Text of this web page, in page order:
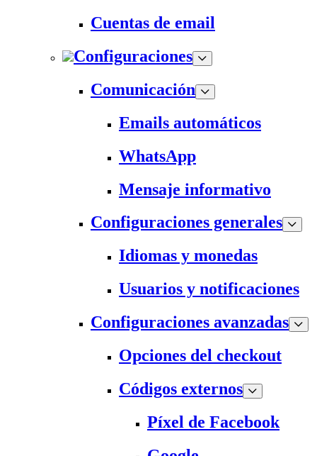
Cuentas de email
Configuraciones
Comunicación
Emails automáticos
WhatsApp
Mensaje informativo
Configuraciones generales
Idiomas y monedas
Usuarios y notificaciones
Configuraciones avanzadas
Opciones del checkout
Códigos externos
Píxel de Facebook